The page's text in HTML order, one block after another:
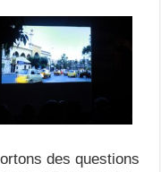
des questions